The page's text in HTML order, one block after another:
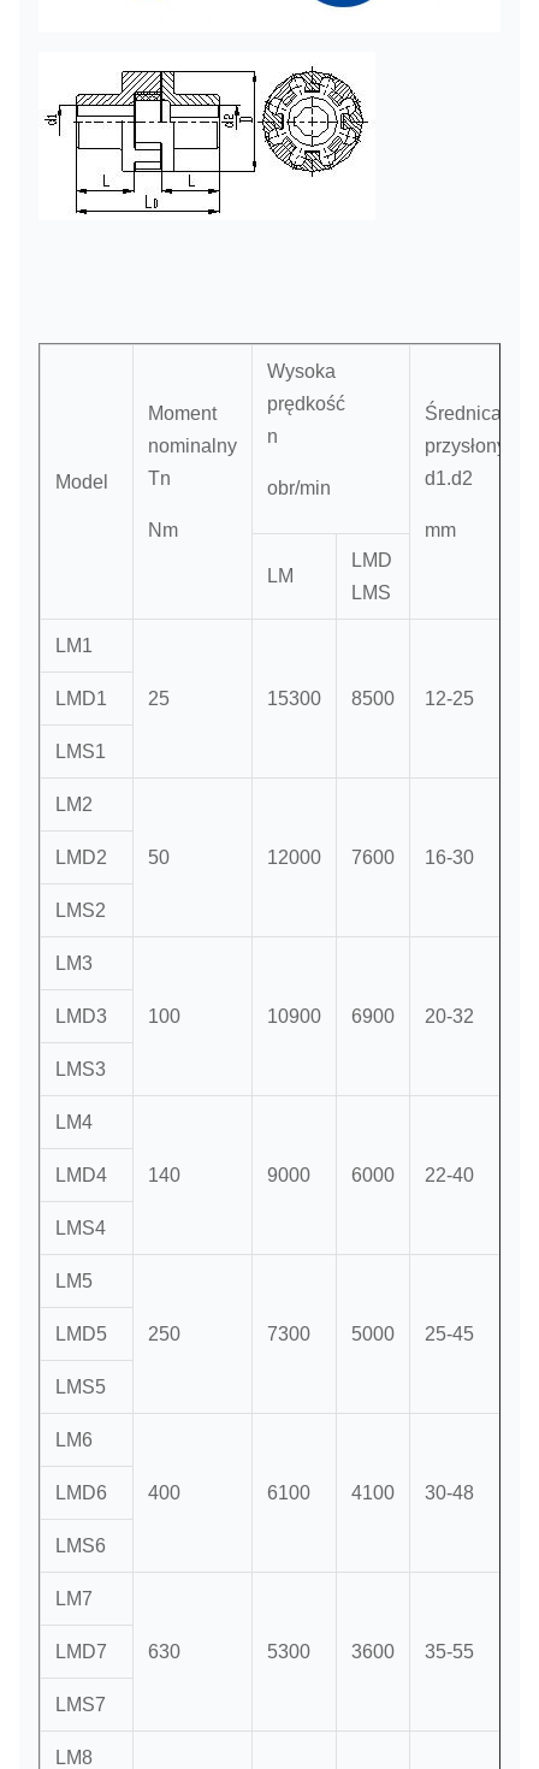
Model
Moment
nominalny
Tn
Nm
Wysoka
prędkość
n
obr/min
Średnica
przysłony
d1.d2
mm
LM
LMD
LMS
LM1
25 15300 8500 12-25
LMD1
LMS1
LM2
50 12000 7600 16-30
LMD2
LMS2
LM3
100 10900 6900 20-32
LMD3
LMS3
LM4
140 9000 6000 22-40
LMD4
LMS4
LM5
250 7300 5000 25-45
LMD5
LMS5
LM6
400 6100 4100 30-48
LMD6
LMS6
LM7
630 5300 3600 35-55
LMD7
LMS7
LM8